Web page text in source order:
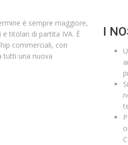
è sempre maggiore,
titolari di partita IVA. È
commerciali, con
tutti una nuova
I